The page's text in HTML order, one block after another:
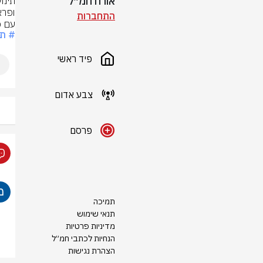
התחברות
פיד ראשי
צבע אדום
פרסם
תמיכה
תנאי שימוש
מדיניות פרטיות
הנחיות לכתבי חמ״ל
הצהרת נגישות
עם
#